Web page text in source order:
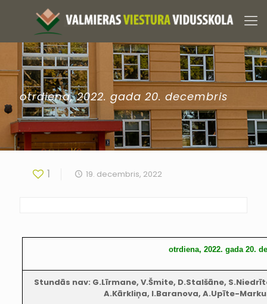
otrdiena, 2022. gada 20. decembris
1 19. decembris, 2022
otrdiena, 2022. gada 20.
Stundās nav: G.Līrmane, V.Šmite, D.Stalšāne,
A.Kārkliņa, I.Baranova, A.Upīte-